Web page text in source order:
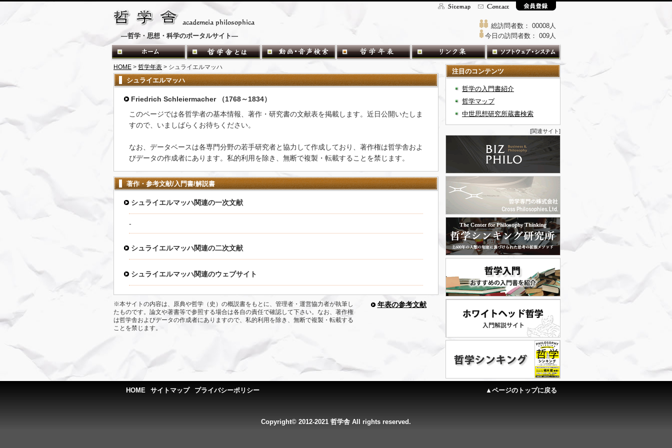
―哲学・思想・科学のポータルサイト―
総訪問者数： 00008人
今日の訪問者数： 009人
HOME > 哲学年表 > シュライエルマッハ
シュライエルマッハ
Friedrich Schleiermacher （1768～1834）
このページでは各哲学者の基本情報、著作・研究書の文献表を掲載します。近日公開いたしま
すので、いましばらくお待ちください。
なお、データベースは各専門分野の若手研究者と協力して作成しており、著作権は哲学舎およ
びデータの作成者にあります。私的利用を除き、無断で複製・転載することを禁じます。
著作・参考文献/入門書/解説書
シュライエルマッハ関連の一次文献
-
シュライエルマッハ関連の二次文献
シュライエルマッハ関連のウェブサイト
※本サイトの内容は、原典や哲学（史）の概説書をもとに、管理者・運営協力者が執筆し
たものです。論文や著書等で参照する場合は各自の責任で確認して下さい。なお、著作権
は哲学舎およびデータの作成者にありますので、私的利用を除き、無断で複製・転載する
ことを禁じます。
年表の参考文献
注目のコンテンツ
哲学の入門書紹介
哲学マップ
中世思想研究所蔵書検索
[関連サイト]
HOME サイトマップ プライバシーポリシー ▲ページのトップに戻る
Copyright© 2012-2021 哲学舎 All rights reserved.